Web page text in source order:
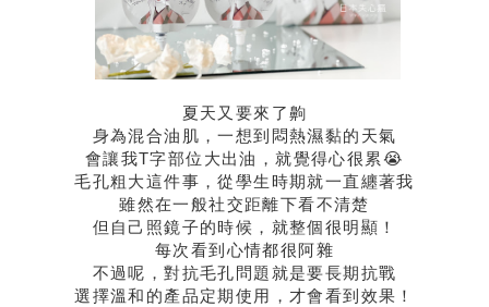
夏天又要來了齁
身為混合油肌，一想到悶熱濕黏的天氣
會讓我T字部位大出油，就覺得心很累😭
毛孔粗大這件事，從學生時期就一直纏著我
雖然在一般社交距離下看不清楚
但自己照鏡子的時候，就整個很明顯！
每次看到心情都很阿雜
不過呢，對抗毛孔問題就是要長期抗戰
選擇溫和的產品定期使用，才會看到效果！